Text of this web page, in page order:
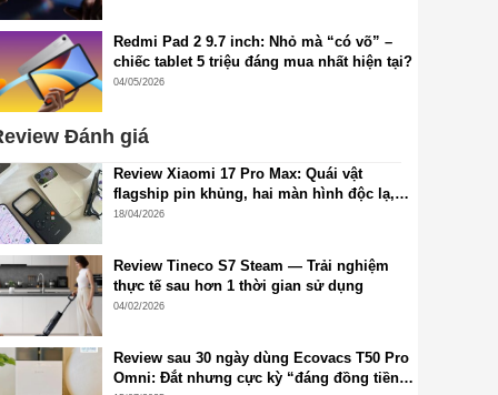
Redmi Pad 2 9.7 inch: Nhỏ mà “có võ” –
chiếc tablet 5 triệu đáng mua nhất hiện tại?
04/05/2026
Đánh giá
Review Xiaomi 17 Pro Max: Quái vật
flagship pin khủng, hai màn hình độc lạ,
cấu hình đỉnh cao, camera siêu đẹp
18/04/2026
Review Tineco S7 Steam — Trải nghiệm
thực tế sau hơn 1 thời gian sử dụng
04/02/2026
Review sau 30 ngày dùng Ecovacs T50 Pro
Omni: Đắt nhưng cực kỳ “đáng đồng tiền